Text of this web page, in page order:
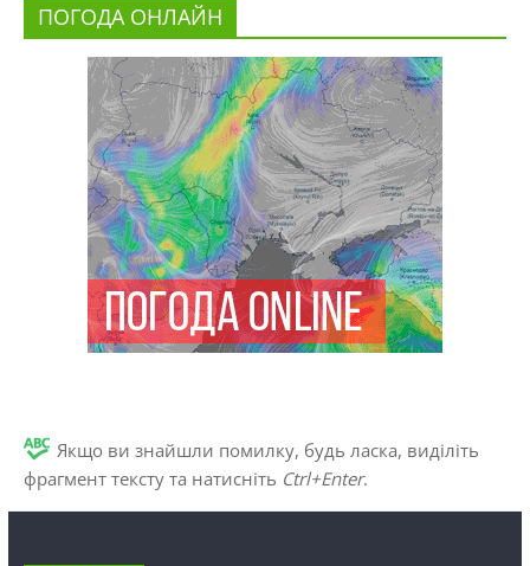
ПОГОДА ОНЛАЙН
Якщо ви знайшли помилку, будь ласка, виділіть
фрагмент тексту та натисніть Ctrl+Enter.